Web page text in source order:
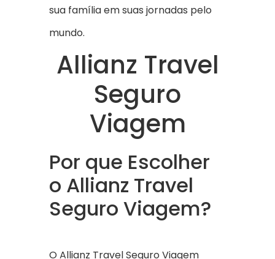
sua família em suas jornadas pelo
mundo.
Allianz Travel
Seguro
Viagem
Por que Escolher
o Allianz Travel
Seguro Viagem?
O Allianz Travel Seguro Viagem